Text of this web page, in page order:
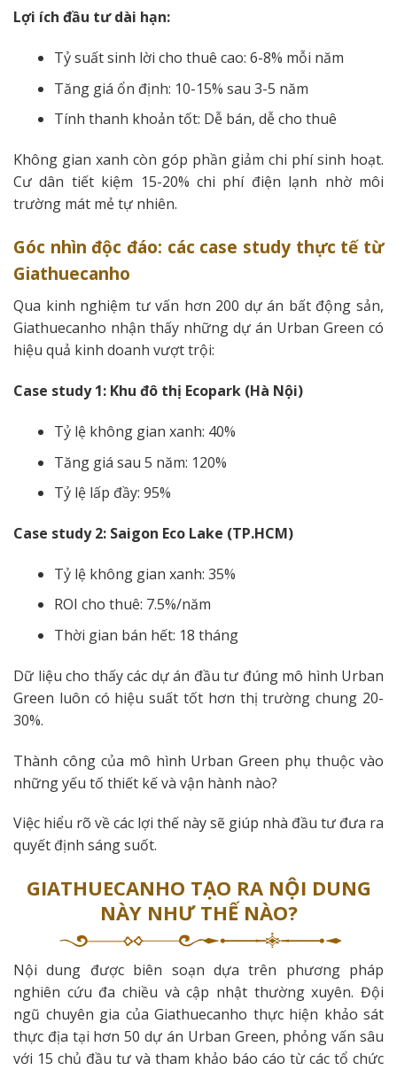
Lợi ích đầu tư dài hạn:
Tỷ suất sinh lời cho thuê cao: 6-8% mỗi năm
Tăng giá ổn định: 10-15% sau 3-5 năm
Tính thanh khoản tốt: Dễ bán, dễ cho thuê
Không gian xanh còn góp phần giảm chi phí sinh hoạt.
Cư dân tiết kiệm 15-20% chi phí điện lạnh nhờ môi
trường mát mẻ tự nhiên.
Góc nhìn độc đáo: các case study thực tế từ
Giathuecanho
Qua kinh nghiệm tư vấn hơn 200 dự án bất động sản,
Giathuecanho nhận thấy những dự án Urban Green có
hiệu quả kinh doanh vượt trội:
Case study 1: Khu đô thị Ecopark (Hà Nội)
Tỷ lệ không gian xanh: 40%
Tăng giá sau 5 năm: 120%
Tỷ lệ lấp đầy: 95%
Case study 2: Saigon Eco Lake (TP.HCM)
Tỷ lệ không gian xanh: 35%
ROI cho thuê: 7.5%/năm
Thời gian bán hết: 18 tháng
Dữ liệu cho thấy các dự án đầu tư đúng mô hình Urban
Green luôn có hiệu suất tốt hơn thị trường chung 20-
30%.
Thành công của mô hình Urban Green phụ thuộc vào
những yếu tố thiết kế và vận hành nào?
Việc hiểu rõ về các lợi thế này sẽ giúp nhà đầu tư đưa ra
quyết định sáng suốt.
GIATHUECANHO TẠO RA NỘI DUNG
NÀY NHƯ THẾ NÀO?
Nội dung được biên soạn dựa trên phương pháp
nghiên cứu đa chiều và cập nhật thường xuyên. Đội
ngũ chuyên gia của Giathuecanho thực hiện khảo sát
thực địa tại hơn 50 dự án Urban Green, phỏng vấn sâu
với 15 chủ đầu tư và tham khảo báo cáo từ các tổ chức